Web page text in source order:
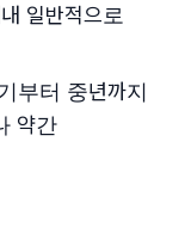
일반적으로
부터 중년까지
약간